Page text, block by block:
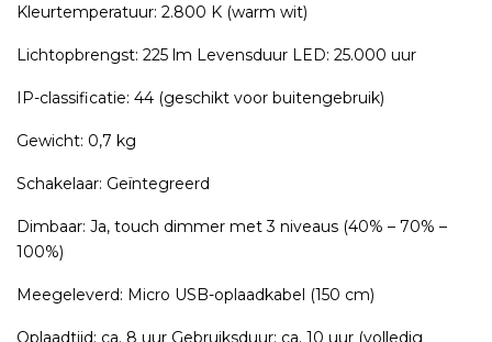
Kleurtemperatuur: 2.800 K (warm wit)
Lichtopbrengst: 225 lm Levensduur LED: 25.000 uur
IP-classificatie: 44 (geschikt voor buitengebruik)
Gewicht: 0,7 kg
Schakelaar: Geïntegreerd
Dimbaar: Ja, touch dimmer met 3 niveaus (40% – 70% –
100%)
Meegeleverd: Micro USB-oplaadkabel (150 cm)
Oplaadtijd: ca. 8 uur Gebruiksduur: ca. 10 uur (volledig